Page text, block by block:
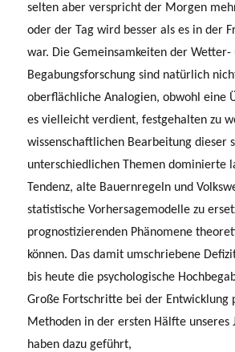
selten aber verspricht der Morgen
oder der Tag wird besser als es in der
war. Die Gemeinsamkeiten der Wetter-
Begabungsforschung sind natürlich
oberfläch­liche Analogien, obwohl eine
es vielleicht verdient, festgehalten zu
wissenschaftlichen Bearbeitung dieser
unterschiedlichen Themen dominierte
Tendenz, alte Bauernregeln und
statistische Vorhersagemodelle zu
prognostizierenden Phänomene
können. Das damit umschriebene
bis heute die psychologische
Große Fortschritte bei der Entwicklung
Methoden in der ersten Hälfte unseres
haben dazu geführt,